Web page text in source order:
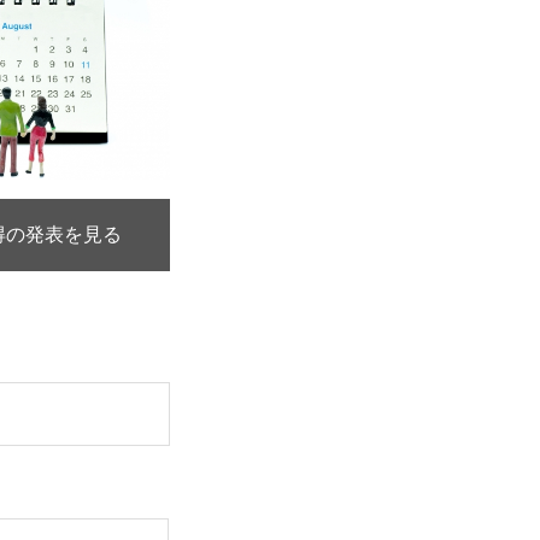
の発表を見る